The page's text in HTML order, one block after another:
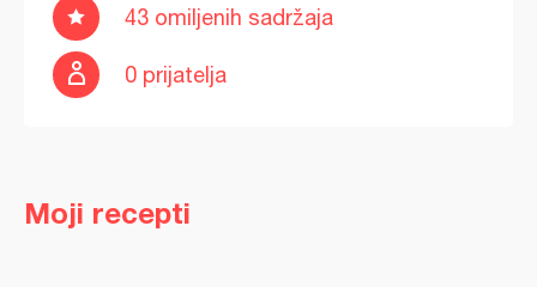
43 omiljenih sadržaja
0 prijatelja
Moji recepti